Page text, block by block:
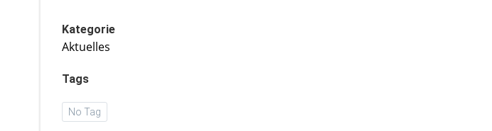
Kategorie
Aktuelles
Tags
No Tag